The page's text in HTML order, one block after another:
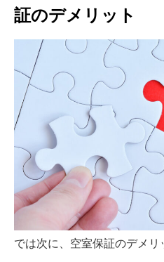
証のデメリット
では次に、空室保証のデメリ